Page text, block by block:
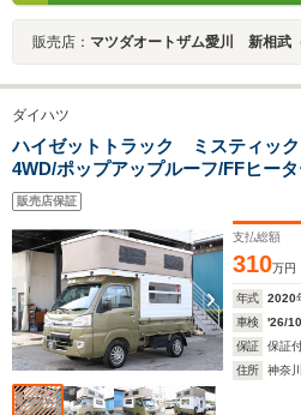
販売店： マツダオートザム愛川 新相武（
ダイハツ
ハイゼットトラック ミスティッ
4WD/ポップアップルーフ/FFヒー
給排水10Lポリタンク/サブバッテ
源/350Wインバーター/ルーフベン
販売店保証
支払総額
310万円
年式 2020
車検
'26/10
保証
保証
住所
神奈